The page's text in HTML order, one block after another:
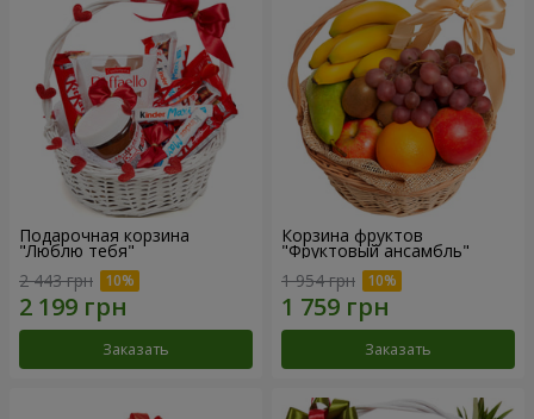
Подарочная корзина
"Люблю тебя"
2 443 грн
Заказать
Корзина фруктов
"Фруктовый ансамбль"
1 954 грн
Заказать